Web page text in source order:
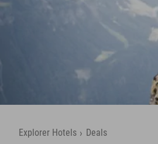
Explorer Hotels › Deals